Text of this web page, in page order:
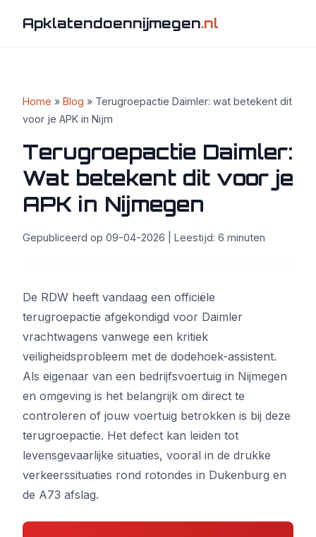
Apklatendoennijmegen.nl
Home » Blog » Terugroepactie Daimler: wat betekent dit
voor je APK in Nijm
Terugroepactie Daimler:
Wat betekent dit voor je
APK in Nijmegen
Gepubliceerd op 09-04-2026 | Leestijd: 6 minuten
De RDW heeft vandaag een officiële
terugroepactie afgekondigd voor Daimler
vrachtwagens vanwege een kritiek
veiligheidsprobleem met de dodehoek-assistent.
Als eigenaar van een bedrijfsvoertuig in Nijmegen
en omgeving is het belangrijk om direct te
controleren of jouw voertuig betrokken is bij deze
terugroepactie. Het defect kan leiden tot
levensgevaarlijke situaties, vooral in de drukke
verkeerssituaties rond rotondes in Dukenburg en
de A73 afslag.